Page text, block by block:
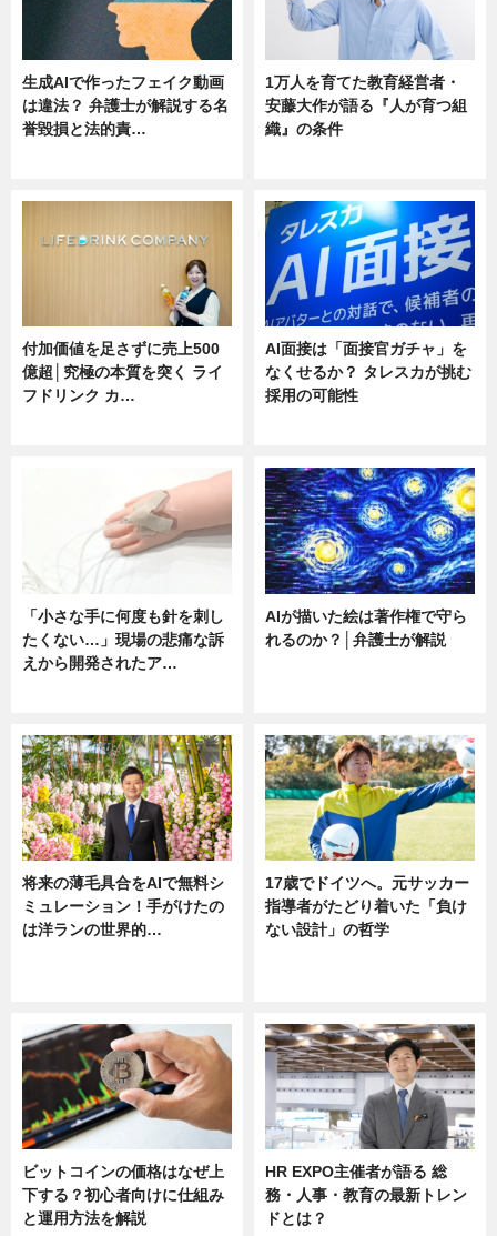
生成AIで作ったフェイク動画
は違法？ 弁護士が解説する名
誉毀損と法的責…
1万人を育てた教育経営者・
安藤大作が語る『人が育つ組
織』の条件
付加価値を足さずに売上500
億超│究極の本質を突く ライ
フドリンク カ…
AI面接は「面接官ガチャ」を
なくせるか？ タレスカが挑む
採用の可能性
「小さな手に何度も針を刺し
たくない…」現場の悲痛な訴
えから開発されたア…
AIが描いた絵は著作権で守ら
れるのか？│弁護士が解説
将来の薄毛具合をAIで無料シ
ミュレーション！手がけたの
は洋ランの世界的…
17歳でドイツへ。元サッカー
指導者がたどり着いた「負け
ない設計」の哲学
ビットコインの価格はなぜ上
下する？初心者向けに仕組み
と運用方法を解説
HR EXPO主催者が語る 総
務・人事・教育の最新トレン
ドとは？